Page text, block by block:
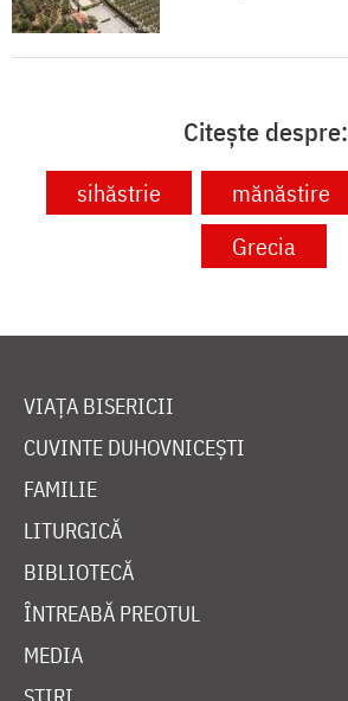
Citește despre:
sihăstrie mănăstire
Grecia
VIAȚA BISERICII
CUVINTE DUHOVNICEȘTI
FAMILIE
LITURGICĂ
BIBLIOTECĂ
ÎNTREABĂ PREOTUL
MEDIA